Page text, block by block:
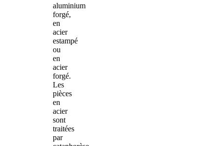
aluminium
forgé,
en
acier
estampé
ou
en
acier
forgé.
Les
pièces
en
acier
sont
traitées
par